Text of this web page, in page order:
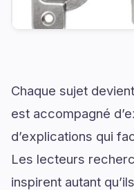
Chaque sujet
est accompagné
d’explications qui
Les lecteurs
inspirent autant